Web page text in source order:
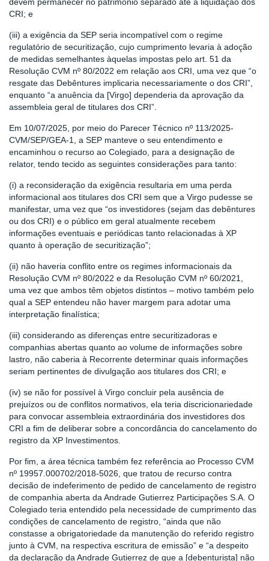
CRI; e
(iii) a exigência da SEP seria incompatível com o regime
regulatório de securitização, cujo cumprimento levaria à adoção
de medidas semelhantes àquelas impostas pelo art. 51 da
Resolução CVM nº 80/2022 em relação aos CRI, uma vez que “o
resgate das Debêntures implicaria necessariamente o dos CRI”,
enquanto “a anuência da [Virgo] dependeria da aprovação da
assembleia geral de titulares dos CRI”.
Em 10/07/2025, por meio do Parecer Técnico nº 113/2025-
CVM/SEP/GEA-1, a SEP manteve o seu entendimento e
encaminhou o recurso ao Colegiado, para a designação de
relator, tendo tecido as seguintes considerações para tanto:
(i) a reconsideração da exigência resultaria em uma perda
informacional aos titulares dos CRI sem que a Virgo pudesse se
manifestar, uma vez que “os investidores (sejam das debêntures
ou dos CRI) e o público em geral atualmente recebem
informações eventuais e periódicas tanto relacionadas à XP
quanto à operação de securitização”;
(ii) não haveria conflito entre os regimes informacionais da
Resolução CVM nº 80/2022 e da Resolução CVM nº 60/2021,
uma vez que ambos têm objetos distintos – motivo também pelo
qual a SEP entendeu não haver margem para adotar uma
interpretação finalística;
(iii) considerando as diferenças entre securitizadoras e
companhias abertas quanto ao volume de informações sobre
lastro, não caberia à Recorrente determinar quais informações
seriam pertinentes de divulgação aos titulares dos CRI; e
(iv) se não for possível à Virgo concluir pela ausência de
prejuízos ou de conflitos normativos, ela teria discricionariedade
para convocar assembleia extraordinária dos investidores dos
CRI a fim de deliberar sobre a concordância do cancelamento do
registro da XP Investimentos.
Por fim, a área técnica também fez referência ao Processo CVM
nº 19957.000702/2018-5026, que tratou de recurso contra
decisão de indeferimento de pedido de cancelamento de registro
de companhia aberta da Andrade Gutierrez Participações S.A. O
Colegiado teria entendido pela necessidade de cumprimento das
condições de cancelamento de registro, “ainda que não
constasse a obrigatoriedade da manutenção do referido registro
junto à CVM, na respectiva escritura de emissão” e “a despeito
da declaração da Andrade Gutierrez de que a [debenturista] não